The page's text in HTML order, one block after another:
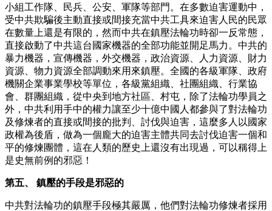
小組工作隊、民兵、公安、軍隊等部門。在多數迫害運動中，
受中共欺騙後主動直接或間接充當中共工具來迫害人民的民眾
在數量上還是有限的，然而中共在鎮壓法輪功時卻一反常態，
直接啟動了中共這台國家機器的全部功能並開足馬力。中共的
暴力機器，宣傳機器，外交機器，政治資源、人力資源、財力
資源、物力資源全部調動來用來鎮壓。全國的各級軍隊、政府
機關企業事業學校等單位，各級黨組織、社團組織、行業協
會、群團組織，從中央到地方社區、村屯，除了法輪功學員之
外，中共利用手中的權力讓至少十億中國人都參與了對法輪功
及修煉者的直接或間接的批判、討伐與迫害，這麼多人以國家
政權為後盾，做為一個龐大的迫害主體共同去討伐迫害一個和
平的修煉團體，這在人類的歷史上還沒有出現過，可以稱得上
是史無前例的邪惡！
第五、 鎮壓的手段是邪惡的
中共對法輪功的鎮壓手段極其嚴厲，他們對法輪功修煉者採用